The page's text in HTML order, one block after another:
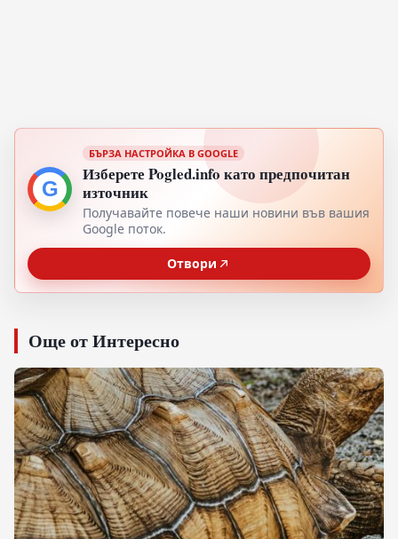
G
БЪРЗА НАСТРОЙКА В GOOGLE
Изберете Pogled.info като предпочитан
източник
Получавайте повече наши новини във вашия
Google поток.
Отвори
Още от Интересно